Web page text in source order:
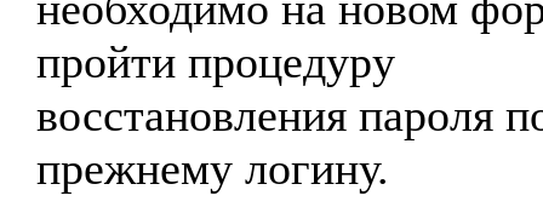
пройти процедуру
восстановления пароля
прежнему логину.